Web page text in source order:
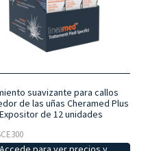
suavizante para callos
de las uñas Cheramed Plus
de 12 unidades